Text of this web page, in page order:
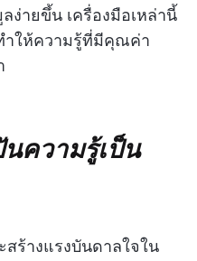
ง่ายขึ้น เครื่องมือเหล่านี้
ำให้ความรู้ที่มีคุณค่า
ความรู้เป็น
ร้างแรงบันดาลใจใน